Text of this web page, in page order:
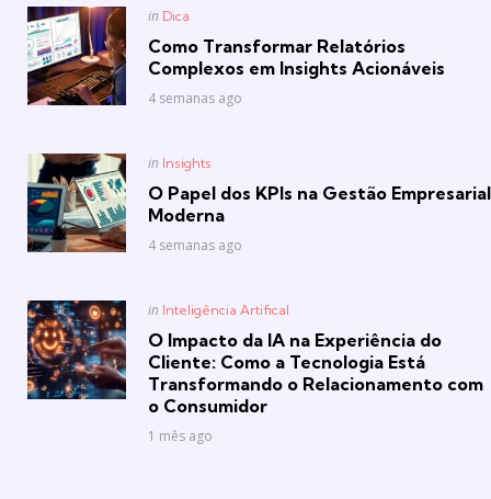
Posted
in Dica
Como Transformar Relatórios
Complexos em Insights Acionáveis
4 semanas ago
Posted
in Insights
O Papel dos KPIs na Gestão Empresarial
Moderna
4 semanas ago
Posted
in Inteligência Artifical
O Impacto da IA na Experiência do
Cliente: Como a Tecnologia Está
Transformando o Relacionamento com
o Consumidor
1 mês ago